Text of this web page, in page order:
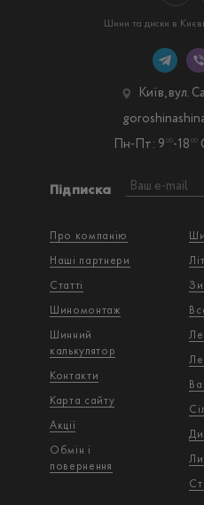
Шини та диски в
Про компанію
Наші партнери
Статті
Шиномонтаж
Шинний
калькулятор
Контакти
Карта сайту
Акції
Обмін і
повернення
Підписка
Київ, вул.
Пн-Пт: 9 00-18 00